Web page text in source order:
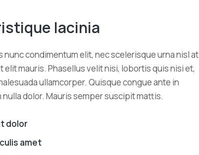
lacinia
condimentum elit, nec scelerisque urna nisl at
mauris. Phasellus velit nisi, lobortis quis nisi et,
ullamcorper. Quisque congue ante in
dolor. Mauris semper suscipit mattis.
dolor
amet